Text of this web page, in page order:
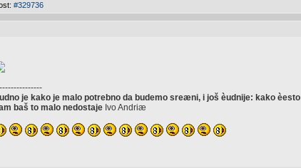
#329736
je kako je malo potrebno da budemo sreæni, i još èudnije: kako èesto
baš to malo nedostaje Ivo Andriæ